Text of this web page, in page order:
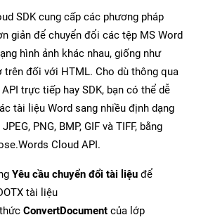
SDK cung cấp các phương pháp
giản để chuyển đổi các tệp MS Word
hình ảnh khác nhau, giống như
trên đối với HTML. Cho dù thông qua
trực tiếp hay SDK, bạn có thể dễ
tài liệu Word sang nhiều định dạng
PNG, BMP, GIF và TIFF, bằng
Cloud API.
Yêu cầu chuyển đổi tài liệu để
tài liệu
ConvertDocument của lớp